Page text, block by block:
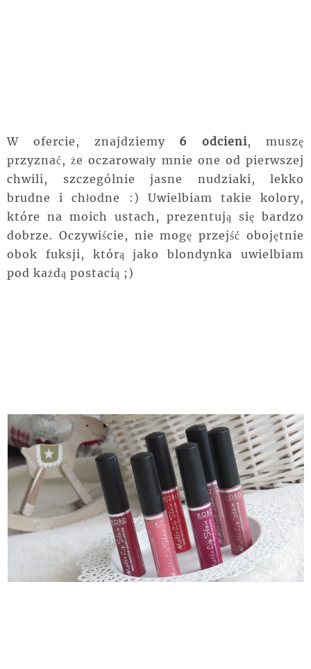
W ofercie, znajdziemy 6 odcieni, muszę
przyznać, że oczarowały mnie one od pierwszej
chwili, szczególnie jasne nudziaki, lekko
brudne i chłodne :) Uwielbiam takie kolory,
które na moich ustach, prezentują się bardzo
dobrze. Oczywiście, nie mogę przejść obojętnie
obok fuksji, którą jako blondynka uwielbiam
pod każdą postacią ;)